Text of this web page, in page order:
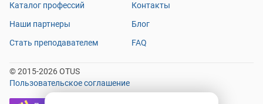
Каталог профессий
Наши партнеры
Стать преподавателем
Контакты
Блог
FAQ
© 2015-2026 OTUS
Пользовательское соглашение